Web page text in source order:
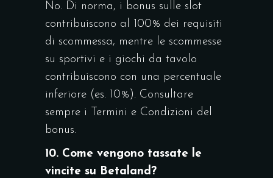
No. Di norma, i bonus sulle slot
contribuiscono al 100% dei requisiti
di scommessa, mentre le scommesse
su sportivi e i giochi da tavolo
contribuiscono con una percentuale
inferiore (es. 10%). Consultare
sempre i Termini e Condizioni del
bonus.
10. Come vengono tassate le
vincite su Betaland?